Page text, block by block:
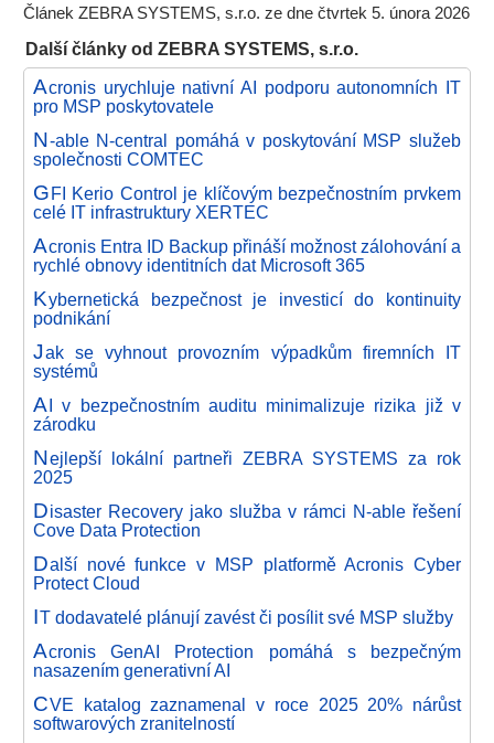
Článek ZEBRA SYSTEMS, s.r.o. ze dne čtvrtek 5. února 2026
Další články od ZEBRA SYSTEMS, s.r.o.
Acronis urychluje nativní AI podporu autonomních IT
pro MSP poskytovatele
N-able N-central pomáhá v poskytování MSP služeb
společnosti COMTEC
GFI Kerio Control je klíčovým bezpečnostním prvkem
celé IT infrastruktury XERTEC
Acronis Entra ID Backup přináší možnost zálohování a
rychlé obnovy identitních dat Microsoft 365
Kybernetická bezpečnost je investicí do kontinuity
podnikání
Jak se vyhnout provozním výpadkům firemních IT
systémů
AI v bezpečnostním auditu minimalizuje rizika již v
zárodku
Nejlepší lokální partneři ZEBRA SYSTEMS za rok
2025
Disaster Recovery jako služba v rámci N-able řešení
Cove Data Protection
Další nové funkce v MSP platformě Acronis Cyber
Protect Cloud
IT dodavatelé plánují zavést či posílit své MSP služby
Acronis GenAI Protection pomáhá s bezpečným
nasazením generativní AI
CVE katalog zaznamenal v roce 2025 20% nárůst
softwarových zranitelností